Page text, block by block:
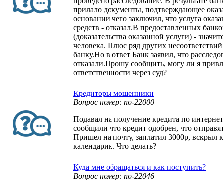
прилало документы, подтверждающее
основании чего заключил, что услуга
средств - отказал.В предоставленных
(доказательства оказанной услуги) -
человека. Плюс ряд других
банку.Но в ответ Банк заявил, что
отказали.Прошу сообщить, могу ли я
ответственности через суд?
Кредиторы мошенники
Вопрос номер: no-22000
Подавал на получение кредита по
сообщили что кредит одобрен, что
Пришел на почту, заплатил 3000р, вскрыл
календарик. Что делать?
Куда мне обращаться и как поступить?
Вопрос номер: no-22046